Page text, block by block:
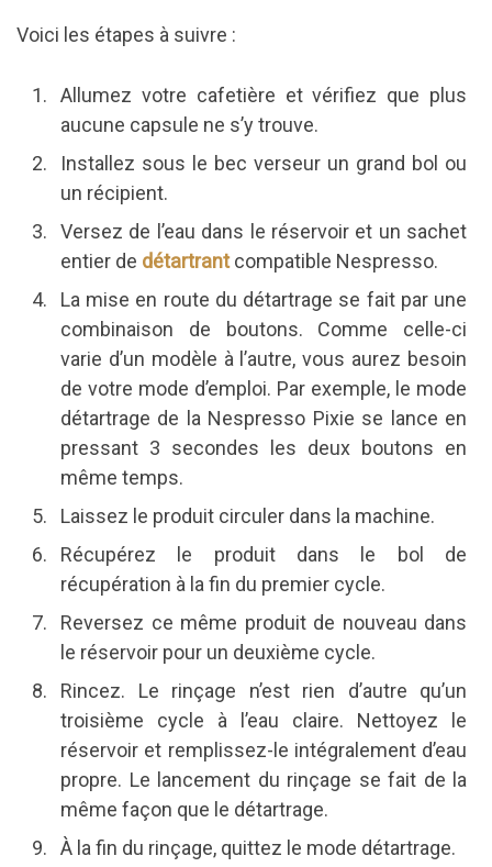
Voici les étapes à suivre :
Allumez votre cafetière et vérifiez que plus
aucune capsule ne s’y trouve.
Installez sous le bec verseur un grand bol ou
un récipient.
Versez de l’eau dans le réservoir et un sachet
entier de détartrantcompatible Nespresso.
La mise en route du détartrage se fait par une
combinaison de boutons. Comme celle-ci
varie d’un modèle à l’autre, vous aurez besoin
de votre mode d’emploi. Par exemple, le mode
détartrage de la Nespresso Pixie se lance en
pressant 3 secondes les deux boutons en
même temps.
Laissez le produit circuler dans la machine.
Récupérez le produit dans le bol de
récupération à la fin du premier cycle.
Reversez ce même produit de nouveau dans
le réservoir pour un deuxième cycle.
Rincez. Le rinçage n’est rien d’autre qu’un
troisième cycle à l’eau claire. Nettoyez le
réservoir et remplissez-le intégralement d’eau
propre. Le lancement du rinçage se fait de la
même façon que le détartrage.
À la fin du rinçage, quittez le mode détartrage.